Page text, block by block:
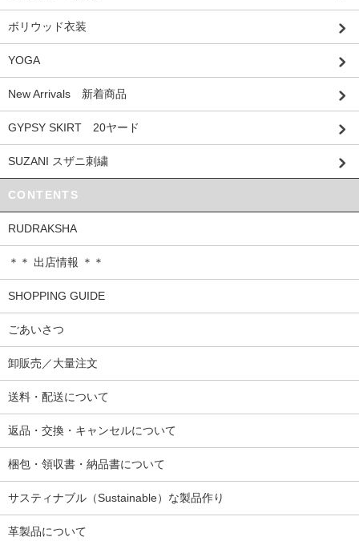
ボリウッド衣装
YOGA
New Arrivals 新着商品
GYPSY SKIRT 20ヤード
SUZANI スザニ刺繍
CONTENTS
RUDRAKSHA
＊＊ 出店情報 ＊＊
SHOPPING GUIDE
ごあいさつ
卸販売／大量注文
送料・配送について
返品・交換・キャンセルについて
梱包・領収書・納品書について
サスティナブル（Sustainable）な製品作り
革製品について